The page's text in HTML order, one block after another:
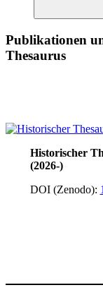
Publikationen
Thesaurus
Historischer
(2026-)
DOI (Zenodo):